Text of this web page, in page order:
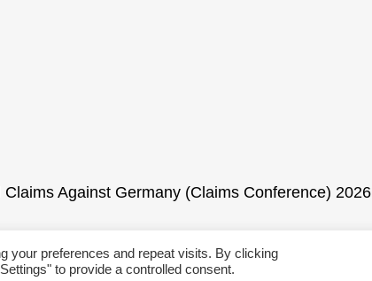
Against Germany (Claims Conference) 2026
your preferences and repeat visits. By clicking
to provide a controlled consent.